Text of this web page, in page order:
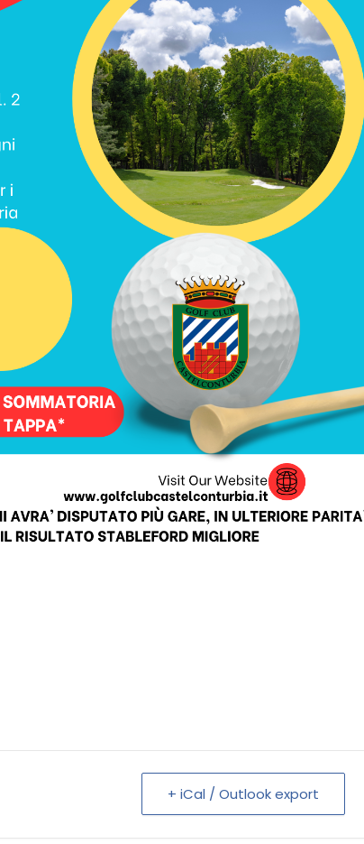
+ iCal / Outlook export